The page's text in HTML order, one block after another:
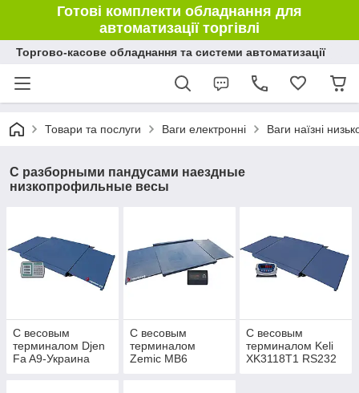
Готові комплекти обладнання для
автоматизації торгівлі
Торгово-касове обладнання та системи автоматизації
Товари та послуги Ваги електронні Ваги наїзні
С разборными пандусами наездные
низкопрофильные весы
С весовым
терминалом Djen
Fa A9-Украина
С весовым
терминалом
Zemic MB6
С весовым
терминалом Keli
XK3118Т1 RS232